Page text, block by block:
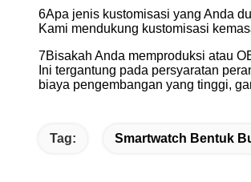
6Apa jenis kustomisasi yang Anda
Kami mendukung kustomisasi
7Bisakah Anda memproduksi atau
Ini tergantung pada persyaratan
biaya pengembangan yang tinggi,
Tag: Smartwatch Bentuk